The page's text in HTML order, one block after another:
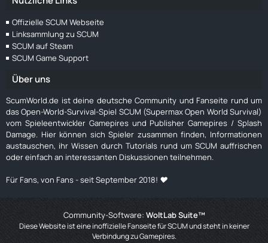
Offizielle SCUM Webseite
Linksammlung zu SCUM
SCUM auf Steam
SCUM Game Support
Über uns
ScumWorld.de ist deine deutsche Community und Fanseite rund um
das Open-World-Survival-Spiel SCUM (Supermax Open World Survival)
vom Spieleentwickler Gamepires und Publisher Gamepires / Splash
Damage. Hier können sich Spieler zusammen finden, Informationen
austauschen, ihr Wissen durch Tutorials rund um SCUM auffrischen
oder einfach an interessanten Diskussionen teilnehmen.
Für Fans, von Fans - seit September 2018! ❤️
Community-Software: WoltLab Suite™
Diese Website ist eine inoffizielle Fanseite für SCUM und steht in keiner
Verbindung zu Gamepires.